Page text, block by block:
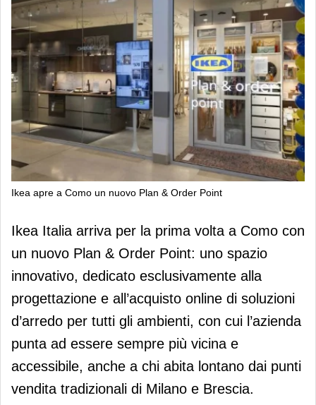
Ikea apre a Como un nuovo Plan & Order Point
Ikea apre a Como un nuovo Plan &
Order Point
Ikea Italia arriva per la prima volta a Como con
un nuovo Plan & Order Point: uno spazio
innovativo, dedicato esclusivamente alla
progettazione e all’acquisto online di soluzioni
d’arredo per tutti gli ambienti, con cui l’azienda
punta ad essere sempre più vicina e
accessibile, anche a chi abita lontano dai punti
vendita tradizionali di Milano e Brescia.